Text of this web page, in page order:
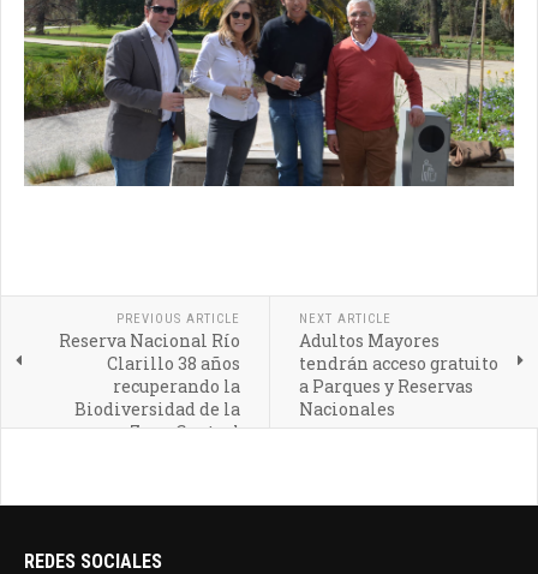
PREVIOUS ARTICLE
Reserva Nacional Río
Clarillo 38 años
recuperando la
Biodiversidad de la
Zona Central
NEXT ARTICLE
Adultos Mayores
tendrán acceso gratuito
a Parques y Reservas
Nacionales
REDES SOCIALES